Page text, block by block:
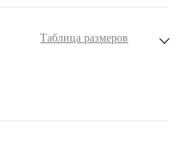
Таблица размеров